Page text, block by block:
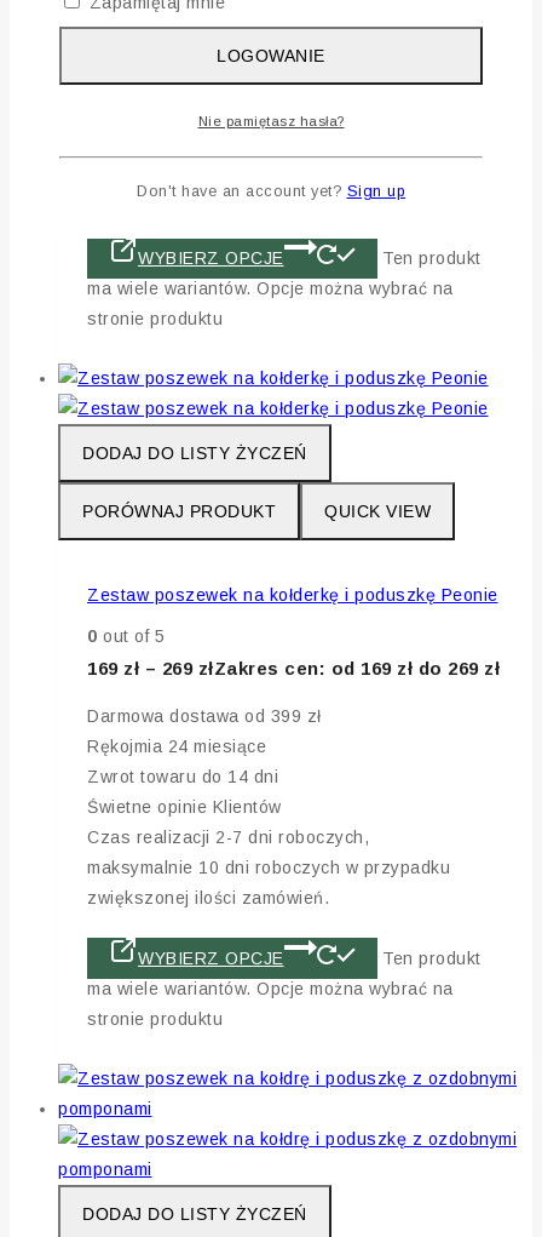
Darmowa dostawa od 399 zł
Rękojmia 24 miesiące
zwiększonej ilości zamówień.
WYBIERZ OPCJE
Ten produkt
ma wiele wariantów. Opcje można wybrać na
stronie produktu
DODAJ DO LISTY ŻYCZEŃ
PORÓWNAJ PRODUKT QUICK VIEW
Zestaw poszewek na kołderkę i poduszkę Peonie
0 out of 5
169 zł – 269 złZakres cen: od 169 zł do 269 zł
Darmowa dostawa od 399 zł
Rękojmia 24 miesiące
Zwrot towaru do 14 dni
Świetne opinie Klientów
Czas realizacji 2-7 dni roboczych,
maksymalnie 10 dni roboczych w przypadku
zwiększonej ilości zamówień.
WYBIERZ OPCJE
Ten produkt
ma wiele wariantów. Opcje można wybrać na
stronie produktu
DODAJ DO LISTY ŻYCZEŃ
LOGOWANIE
Nie pamiętasz hasła?
Don't have an account yet? Sign up